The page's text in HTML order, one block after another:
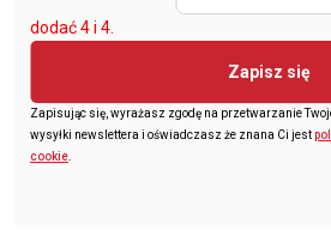
dodać 4 i 4.
Zapisz się
Zapisując się, wyrażasz zgodę na przetwarzanie
wysyłki newslettera i oświadczasz że znana Ci jest
cookie.